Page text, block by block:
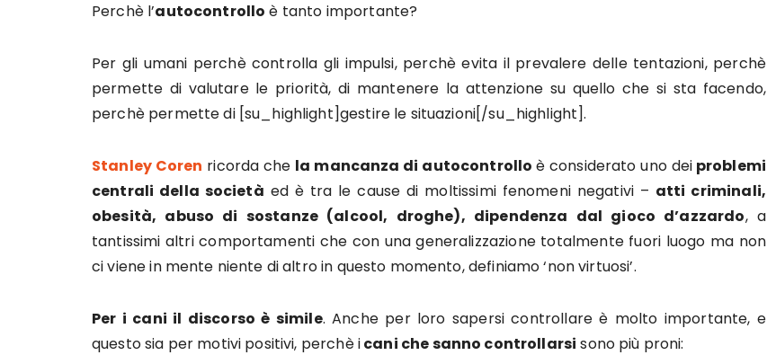
Perchè l’autocontrollo è tanto importante?
Per gli umani perchè controlla gli impulsi, perchè evita il prevalere delle tentazioni, perchè
permette di valutare le priorità, di mantenere la attenzione su quello che si sta facendo,
perchè permette di [su_highlight]gestire le situazioni[/su_highlight].
Stanley Coren ricorda che la mancanza di autocontrolloè considerato uno dei problemi
centrali della società ed è tra le cause di moltissimi fenomeni negativi – atti criminali,
obesità, abuso di sostanze (alcool, droghe), dipendenza dal gioco d’azzardo, a
tantissimi altri comportamenti che con una generalizzazione totalmente fuori luogo ma non
ci viene in mente niente di altro in questo momento, definiamo ‘non virtuosi’.
Per i cani il discorso è simile. Anche per loro sapersi controllare è molto importante, e
questo sia per motivi positivi, perchè icani che sanno controllarsi sono più proni: